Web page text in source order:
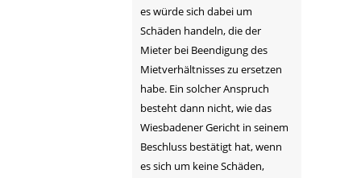
es würde sich dabei um
Schäden handeln, die der
Mieter bei Beendigung des
Mietverhältnisses zu ersetzen
habe. Ein solcher Anspruch
besteht dann nicht, wie das
Wiesbadener Gericht in seinem
Beschluss bestätigt hat, wenn
es sich um keine Schäden,